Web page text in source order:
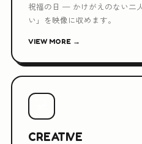
祝福の日 — かけがえのない二
い」を映像に収めます。
VIEW MORE →
CREATIVE